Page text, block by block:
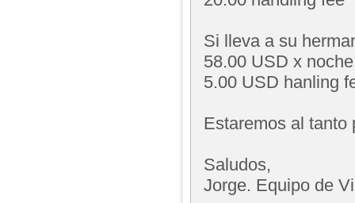
Si lleva a su
58.00 USD x noche
5.00 USD hanling
Estaremos al tanto
Saludos,
Jorge. Equipo de